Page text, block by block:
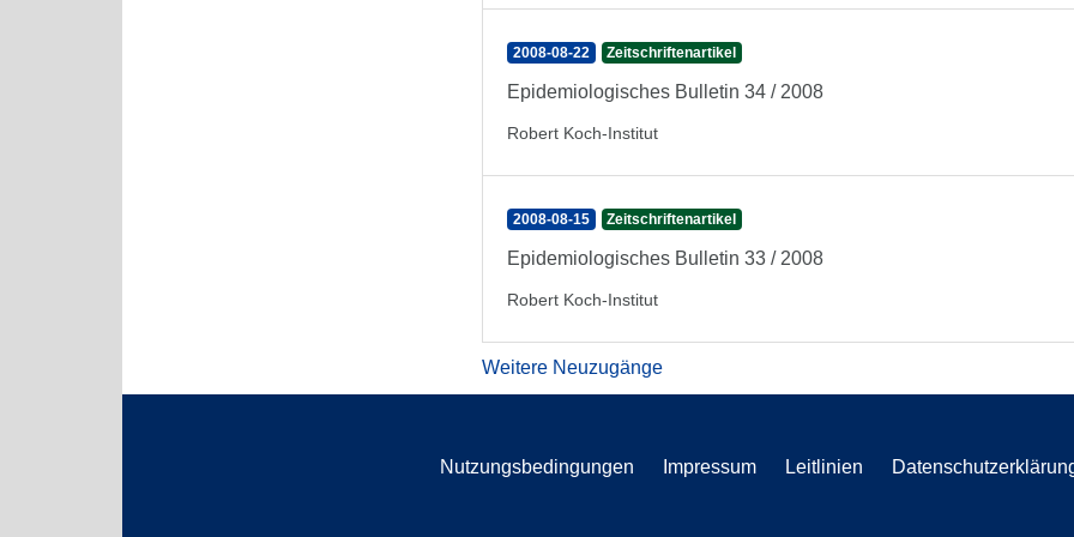
2008-08-22 Zeitschriftenartikel
Epidemiologisches Bulletin 34 / 2008
Robert Koch-Institut
2008-08-15 Zeitschriftenartikel
Epidemiologisches Bulletin 33 / 2008
Robert Koch-Institut
Weitere Neuzugänge
Nutzungsbedingungen Impressum Leitlinien